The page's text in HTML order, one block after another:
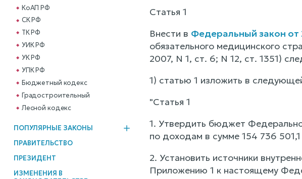
КоАП РФ
СК РФ
ТК РФ
УИК РФ
УК РФ
УПК РФ
Бюджетный кодекс
Градостроительный
Лесной кодекс
ПОПУЛЯРНЫЕ ЗАКОНЫ
ПРАВИТЕЛЬСТВО
ПРЕЗИДЕНТ
ИЗМЕНЕНИЯ В
Статья 1
Внести в Федеральный закон
обязательного медицинского
2007, N 1, ст. 6; N 12, ст. 1351)
1) статью 1 изложить в
"Статья 1
1. Утвердить бюджет
по доходам в сумме 154 736
2. Установить источники
Приложению 1 к настоящему